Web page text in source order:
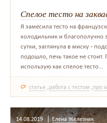
Спелое тесто на
Я замесила тесто на
холодильник и
сутки, заглянула в миску -
подошло, печь такое не
использую как спелое тесто...
статья ,работа с тестом ,про
14.08.2019 Елена Железняк